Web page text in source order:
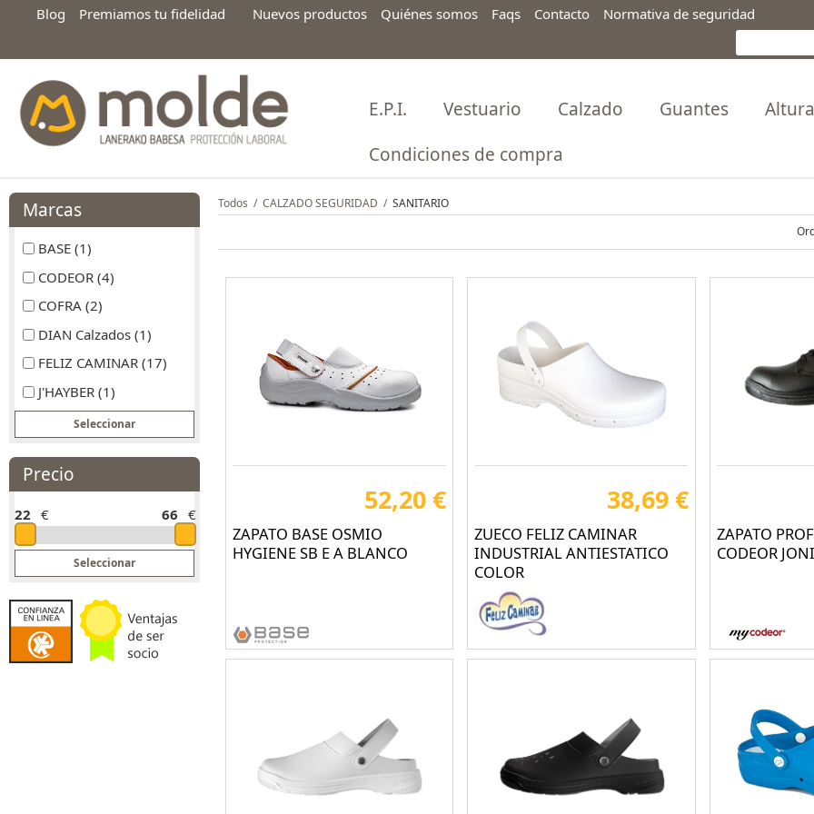
Blog Premiamos tu fidelidad Nuevos productos Quiénes somos Faqs Contacto Normativa de seguridad
E.P.I. Vestuario Calzado Guantes
Altura
Condiciones de compra
Marcas
BASE (1)
CODEOR (4)
COFRA (2)
DIAN Calzados (1)
FELIZ CAMINAR (17)
J'HAYBER (1)
SUECOS (8)
Precio
22 € 66 €
Todos / CALZADO SEGURIDAD / SANITARIO
52,20 €
ZAPATO BASE OSMIO
HYGIENE SB E A BLANCO
38,69 €
ZUECO FELIZ CAMINAR
INDUSTRIAL ANTIESTATICO
COLOR
ZAPATO
CODEOR